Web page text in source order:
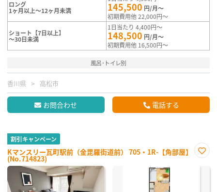
ロング
1ヶ月以上～12ヶ月未満 145,500 円/月～
初期費用他 22,000円～
ショート【7日以上】
～30日未満
1日当たり 4,400円～
148,500 円/月～
初期費用他 16,500円～
風呂･トイレ別
香川県 高松市
お問合わせ 電話する
割引キャンペーン
Kマンスリー瓦町駅前（金毘羅街道前） 705・1R-【角部屋】
(No.714823)
に入